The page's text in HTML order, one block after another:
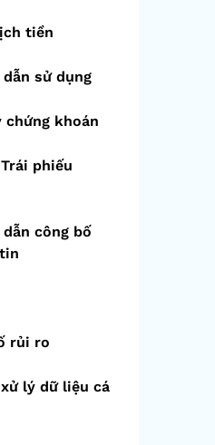
tiền
dẫn sử dụng
chứng khoán
phiếu
dẫn công bố
rủi ro
lý dữ liệu cá